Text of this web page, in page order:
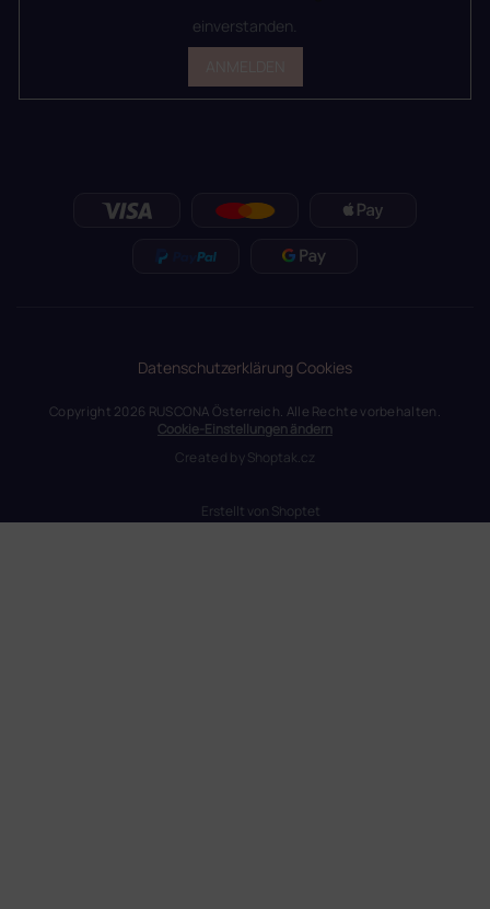
einverstanden.
DatenschutzerklärungCookies
Erstellt von Shoptet
Copyright 2026 RUSCONA Österreich. Alle Rechte vorbehalten.
Cookie-Einstellungen ändern
Created byShoptak.cz